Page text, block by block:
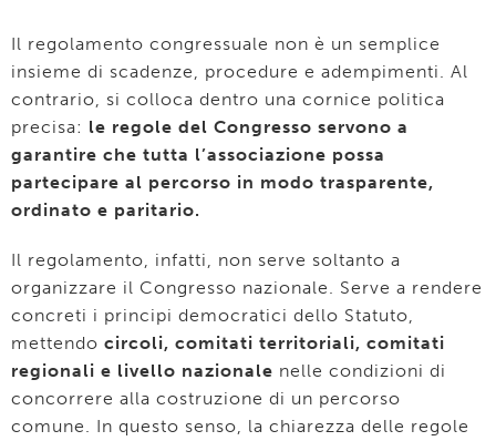
Il regolamento congressuale non è un semplice
insieme di scadenze, procedure e adempimenti. Al
contrario, si colloca dentro una cornice politica
precisa: le regole del Congresso servono a
garantire che tutta l’associazione possa
partecipare al percorso in modo trasparente,
ordinato e paritario.
Il regolamento, infatti, non serve soltanto a
organizzare il Congresso nazionale. Serve a rendere
concreti i principi democratici dello Statuto,
mettendo circoli, comitati territoriali, comitati
regionali e livello nazionale nelle condizioni di
concorrere alla costruzione di un percorso
comune. In questo senso, la chiarezza delle regole